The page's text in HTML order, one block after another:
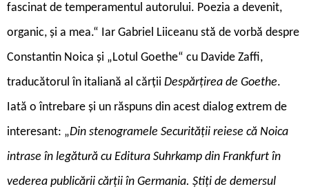
fascinat de temperamentul autorului. Poezia a devenit,
organic, și a mea.“ Iar Gabriel Liiceanu stă de vorbă despre
Constantin Noica și „Lotul Goethe“ cu Davide Zaffi,
traducătorul în italiană al cărții Despărțirea de Goethe.
Iată o întrebare și un răspuns din acest dialog extrem de
interesant: „Din stenogramele Securității reiese că Noica
intrase în legătură cu Editura Suhrkamp din Frankfurt în
vederea publicării cărții în Germania. Știți de demersul